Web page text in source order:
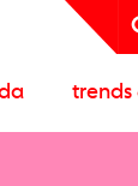
trends